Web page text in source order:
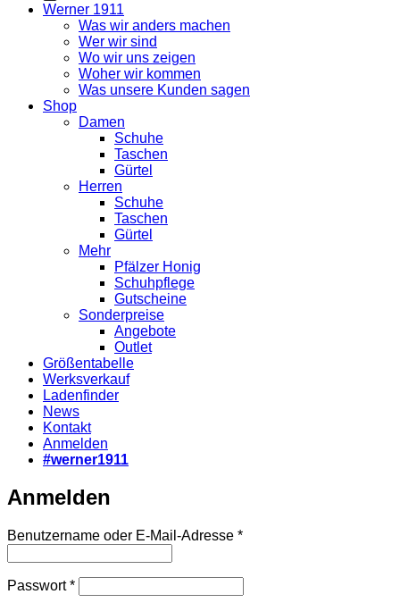
Werner 1911
Was wir anders machen
Wer wir sind
Wo wir uns zeigen
Woher wir kommen
Was unsere Kunden sagen
Shop
Damen
Schuhe
Taschen
Gürtel
Herren
Schuhe
Taschen
Gürtel
Mehr
Pfälzer Honig
Schuhpflege
Gutscheine
Sonderpreise
Angebote
Outlet
Größentabelle
Werksverkauf
Ladenfinder
News
Kontakt
Anmelden
#werner1911
Anmelden
Benutzername oder E-Mail-Adresse *Erforderlich
Passwort*Erforderlich